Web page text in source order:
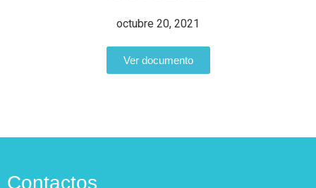
Vivienda un proyecto
Acompañamiento Social
¿Qué es el ISVIMED?
fuente
Contraste
octubre 20, 2021
Ver documento
Contactos